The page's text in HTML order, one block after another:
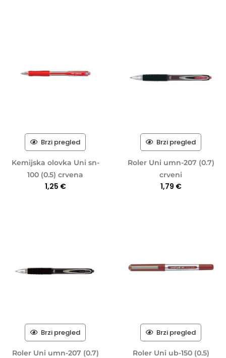
Brzi pregled
Kemijska olovka Uni sn-
100 (0.5) crvena
1,25 €
Brzi pregled
Roler Uni umn-207 (0.7)
crveni
1,79 €
Brzi pregled
Roler Uni umn-207 (0.7)
Brzi pregled
Roler Uni ub-150 (0.5)